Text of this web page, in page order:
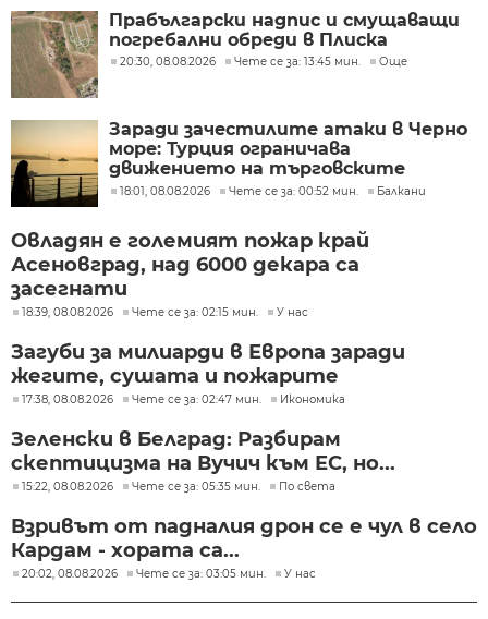
Прабългарски надпис и смущаващи
погребални обреди в Плиска
20:30, 08.08.2026 Чете се за: 13:45 мин. Още
Заради зачестилите атаки в Черно
море: Турция ограничава
движението на търговските
кораби
18:01, 08.08.2026 Чете се за: 00:52 мин. Балкани
Овладян е големият пожар край
Асеновград, над 6000 декара са
засегнати
18:39, 08.08.2026 Чете се за: 02:15 мин. У нас
Загуби за милиарди в Европа заради
жегите, сушата и пожарите
17:38, 08.08.2026 Чете се за: 02:47 мин. Икономика
Зеленски в Белград: Разбирам
скептицизма на Вучич към ЕС, но...
15:22, 08.08.2026 Чете се за: 05:35 мин. По света
Взривът от падналия дрон се е чул в село
Кардам - хората са...
20:02, 08.08.2026 Чете се за: 03:05 мин. У нас